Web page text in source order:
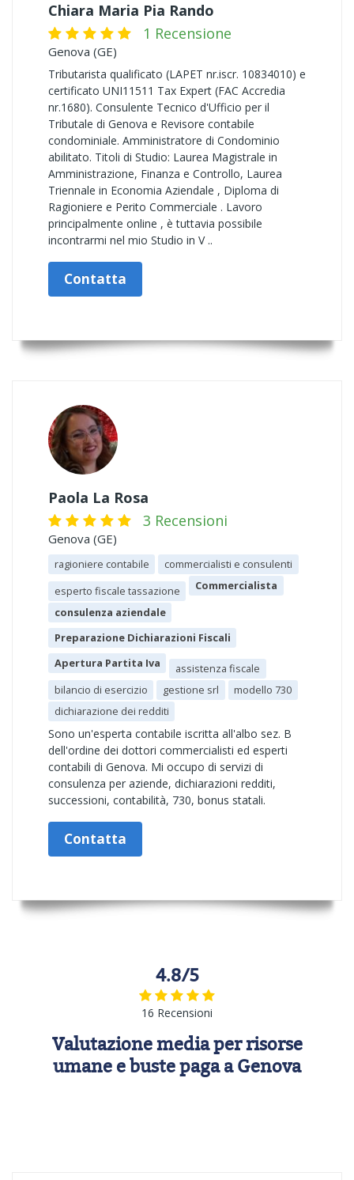
Chiara Maria Pia Rando
1 Recensione
Genova (GE)
Tributarista qualificato (LAPET nr.iscr. 10834010) e
certificato UNI11511 Tax Expert (FAC Accredia
nr.1680). Consulente Tecnico d'Ufficio per il
Tributale di Genova e Revisore contabile
condominiale. Amministratore di Condominio
abilitato. Titoli di Studio: Laurea Magistrale in
Amministrazione, Finanza e Controllo, Laurea
Triennale in Economia Aziendale , Diploma di
Ragioniere e Perito Commerciale . Lavoro
principalmente online , è tuttavia possibile
incontrarmi nel mio Studio in V ..
Contatta
Paola La Rosa
3 Recensioni
Genova (GE)
ragioniere contabile
commercialisti e consulenti
esperto fiscale tassazione
Commercialista
consulenza aziendale
Preparazione Dichiarazioni Fiscali
Apertura Partita Iva
assistenza fiscale
bilancio di esercizio
gestione srl
modello 730
dichiarazione dei redditi
Sono un'esperta contabile iscritta all'albo sez. B
dell'ordine dei dottori commercialisti ed esperti
contabili di Genova. Mi occupo di servizi di
consulenza per aziende, dichiarazioni redditi,
successioni, contabilità, 730, bonus statali.
Contatta
4.8/5
16 Recensioni
Valutazione media per risorse
umane e buste paga a Genova